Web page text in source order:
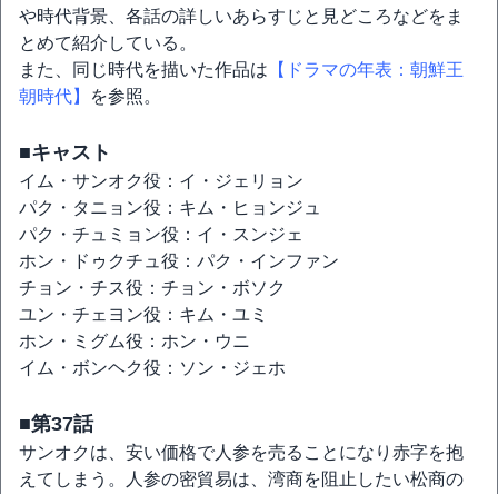
や時代背景、各話の詳しいあらすじと見どころなどをま
とめて紹介している。
また、同じ時代を描いた作品は 【ドラマの年表：朝鮮王
朝時代】
を参照。
■キャスト
イム・サンオク役：イ・ジェリョン
パク・タニョン役：キム・ヒョンジュ
パク・チュミョン役：イ・スンジェ
ホン・ドゥクチュ役：パク・インファン
チョン・チス役：チョン・ボソク
ユン・チェヨン役：キム・ユミ
ホン・ミグム役：ホン・ウニ
イム・ボンヘク役：ソン・ジェホ
■第37話
サンオクは、安い価格で人参を売ることになり赤字を抱
えてしまう。人参の密貿易は、湾商を阻止したい松商の